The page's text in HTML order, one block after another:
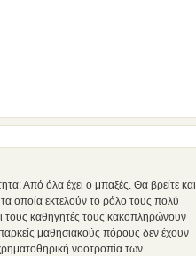
Από όλα έχει ο μπαξές. Θα βρείτε και
οποία εκτελούν το ρόλο τους πολύ
τους καθηγητές τους κακοπληρώνουν
μαθησιακούς πόρους δεν έχουν
νοοτροπία των